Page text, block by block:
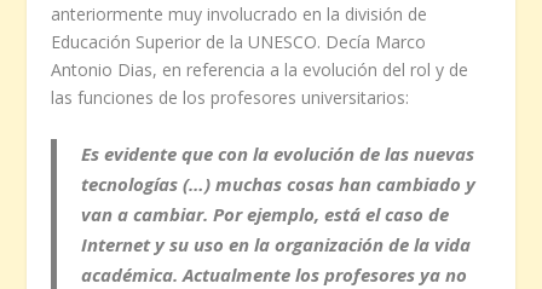
anteriormente muy involucrado en la división de
Educación Superior de la UNESCO. Decía Marco
Antonio Dias, en referencia a la evolución del rol y de
las funciones de los profesores universitarios:
Es evidente que con la evolución de las nuevas
tecnologías (…) muchas cosas han cambiado y
van a cambiar. Por ejemplo, está el caso de
Internety su uso en laorganización de lavida
académica. Actualmente los profesores ya no